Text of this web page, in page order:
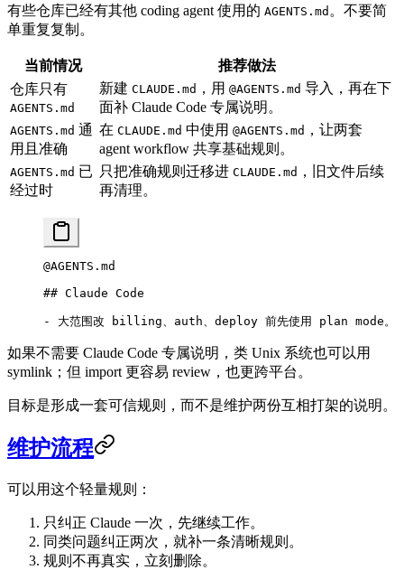
有些仓库已经有其他 coding agent 使用的 AGENTS.md 。不要简
单重复复制。
当前情况
推荐做法
仓库只有
AGENTS.md
新建 CLAUDE.md ，用 @AGENTS.md 导入，再在下
面补 Claude Code 专属说明。
AGENTS.md 通
用且准确
在 CLAUDE.md 中使用 @AGENTS.md ，让两套
agent workflow 共享基础规则。
AGENTS.md 已
经过时
只把准确规则迁移进 CLAUDE.md ，旧文件后续
再清理。
@AGENTS.md
## Claude Code
- 大范围改 billing、auth、deploy 前先使用 plan mode。
如果不需要 Claude Code 专属说明，类 Unix 系统也可以用
symlink；但 import 更容易 review，也更跨平台。
目标是形成一套可信规则，而不是维护两份互相打架的说明。
维护流程
可以用这个轻量规则：
只纠正 Claude 一次，先继续工作。
同类问题纠正两次，就补一条清晰规则。
规则不再真实，立刻删除。